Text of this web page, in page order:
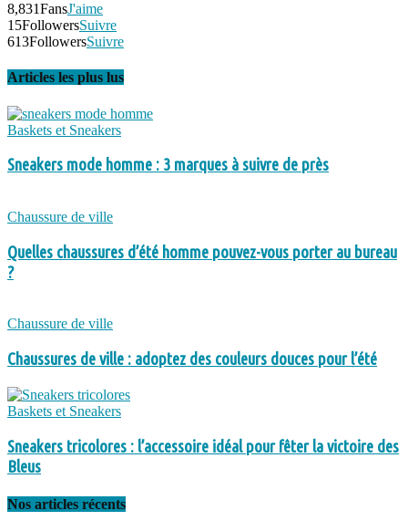
8,831FansJ'aime
15FollowersSuivre
613FollowersSuivre
Articles les plus lus
Baskets et Sneakers
Sneakers mode homme : 3 marques à suivre de près
Chaussure de ville
Quelles chaussures d’été homme pouvez-vous porter au bureau
?
Chaussure de ville
Chaussures de ville : adoptez des couleurs douces pour l’été
Baskets et Sneakers
Sneakers tricolores : l’accessoire idéal pour fêter la victoire des
Bleus
Nos articles récents